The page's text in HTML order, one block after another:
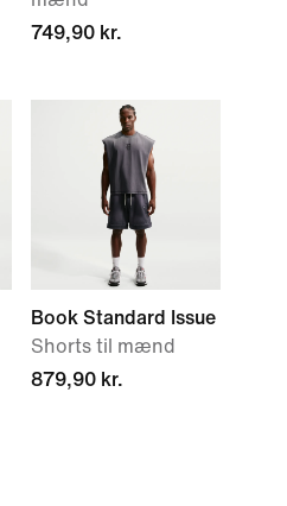
749,90 kr.
Book Standard Issue
Shorts til mænd
879,90 kr.